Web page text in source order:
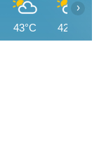
43°C 42°C
›